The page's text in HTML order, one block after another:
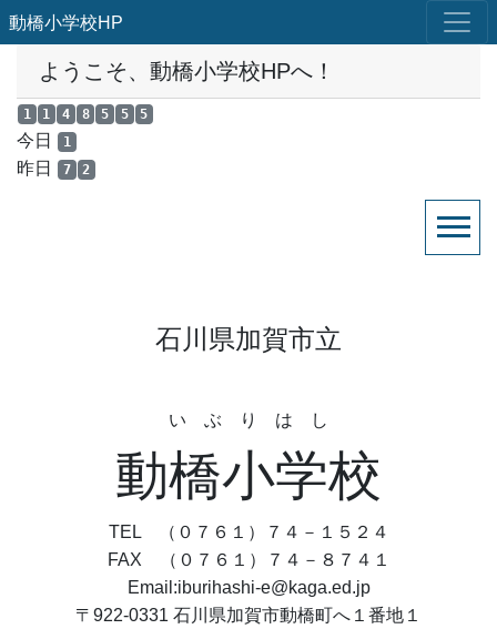
動橋小学校HP
ようこそ、動橋小学校HPへ！
1 1 4 8 5 5 5
今日 1
昨日 7 2
石川県加賀市立
い ぶ り は し
動橋小学校
TEL （０７６１）７４－１５２４
FAX （０７６１）７４－８７４１
Email:iburihashi-e@kaga.ed.jp
〒922-0331 石川県加賀市動橋町へ１番地１